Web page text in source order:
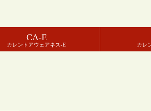
CA-E
カレントアウェアネス-E カレ